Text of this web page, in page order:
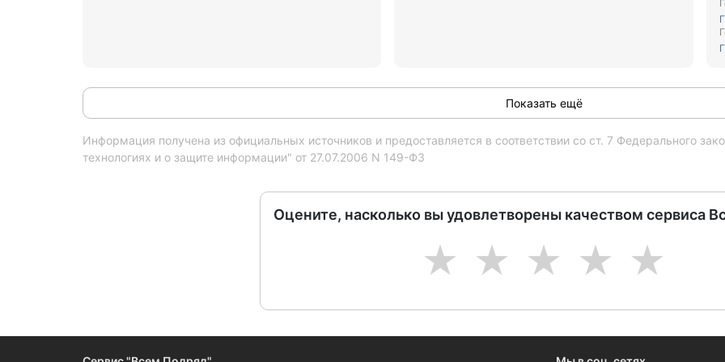
Показать ещё
Информация получена из официальных источников и предоставляется в соответствии со ст. 7 Федерального
технологиях и о защите информации" от 27.07.2006 N 149-ФЗ
Оцените, насколько вы удовлетворены качеством сервиса
5
4
3
2
1